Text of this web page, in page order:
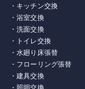
・キッチン交換
・浴室交換
・洗面交換
・トイレ交換
・水廻り床張替
・フローリング張替
・建具交換
・照明交換